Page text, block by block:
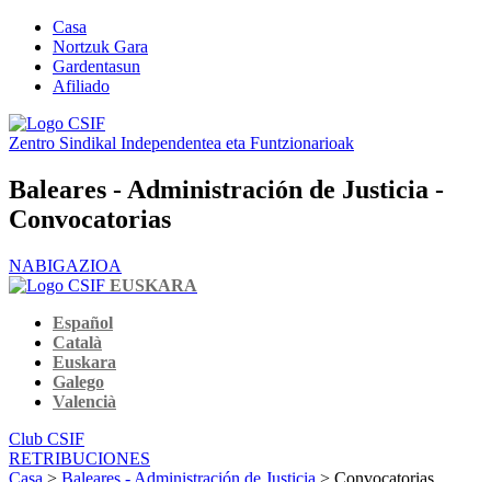
Casa
Nortzuk Gara
Gardentasun
Afiliado
Zentro Sindikal Independentea eta Funtzionarioak
Baleares - Administración de Justicia -
Convocatorias
NABIGAZIOA
EUSKARA
Español
Català
Euskara
Galego
Valencià
Club CSIF
RETRIBUCIONES
Casa > Baleares - Administración de Justicia > Convocatorias